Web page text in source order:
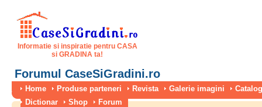
Informatie si inspiratie pentru CASA
si GRADINA ta!
Forumul CaseSiGradini.ro
Home Produse parteneri Revista Galerie imagini
Dictionar
Shop Forum